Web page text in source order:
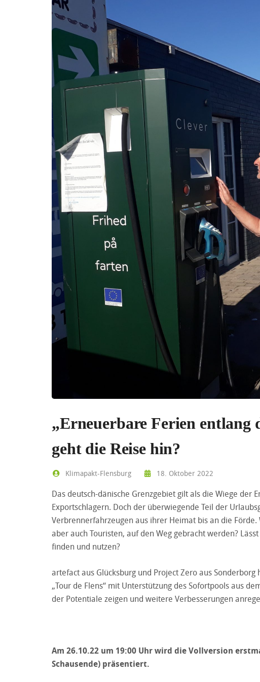
„Erneuerbare Ferien entlang
geht die Reise hin?
Klimapakt-Flensburg 18. Oktober 2022
Das deutsch-dänische Grenzgebiet gilt als die Wiege der
Exportschlagern. Doch der überwiegende Teil der
Verbrennerfahrzeugen aus ihrer Heimat bis an die
aber auch Touristen, auf den Weg gebracht werden?
finden und nutzen?
artefact aus Glücksburg und Project Zero aus
„Tour de Flens“ mit Unterstützung des Sofortpools aus
der Potentiale zeigen und weitere Verbesserungen
Am 26.10.22 um 19:00 Uhr wird die Vollversion
Schausende) präsentiert.